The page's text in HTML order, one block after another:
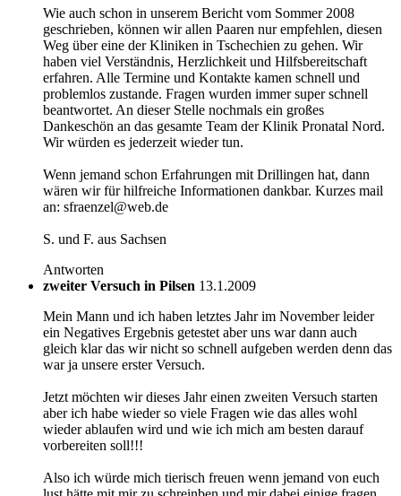
Wie auch schon in unserem Bericht vom Sommer 2008
geschrieben, können wir allen Paaren nur empfehlen, diesen
Weg über eine der Kliniken in Tschechien zu gehen. Wir
haben viel Verständnis, Herzlichkeit und Hilfsbereitschaft
erfahren. Alle Termine und Kontakte kamen schnell und
problemlos zustande. Fragen wurden immer super schnell
beantwortet. An dieser Stelle nochmals ein großes
Dankeschön an das gesamte Team der Klinik Pronatal Nord.
Wir würden es jederzeit wieder tun.
Wenn jemand schon Erfahrungen mit Drillingen hat, dann
wären wir für hilfreiche Informationen dankbar. Kurzes mail
an: sfraenzel@web.de
S. und F. aus Sachsen
Antworten
zweiter Versuch in Pilsen 13.1.2009
Mein Mann und ich haben letztes Jahr im November leider
ein Negatives Ergebnis getestet aber uns war dann auch
gleich klar das wir nicht so schnell aufgeben werden denn das
war ja unsere erster Versuch.
Jetzt möchten wir dieses Jahr einen zweiten Versuch starten
aber ich habe wieder so viele Fragen wie das alles wohl
wieder ablaufen wird und wie ich mich am besten darauf
vorbereiten soll!!!
Also ich würde mich tierisch freuen wenn jemand von euch